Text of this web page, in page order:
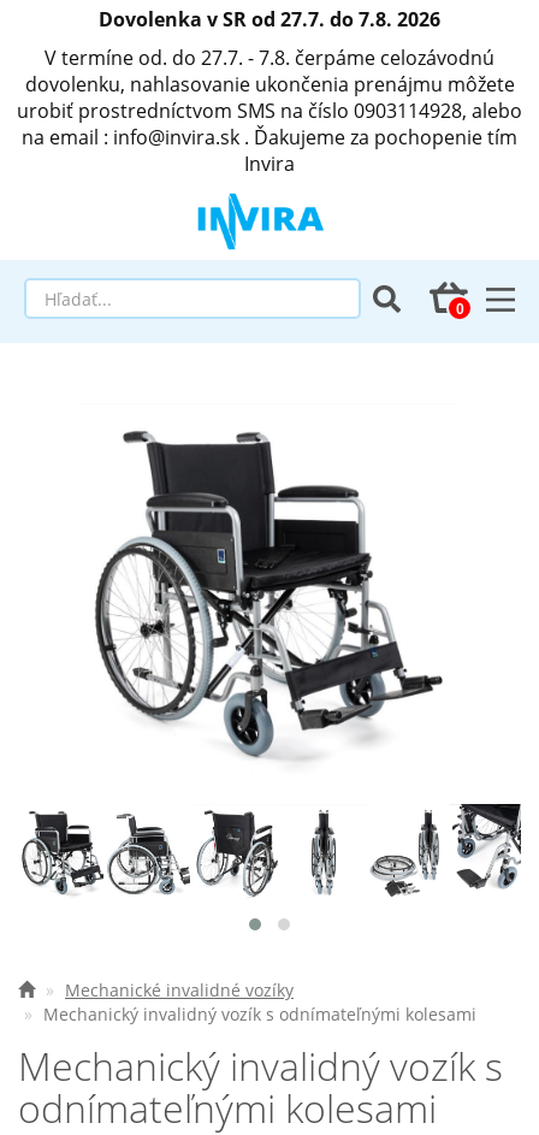
Dovolenka v SR od 27.7. do 7.8. 2026
V termíne od. do 27.7. - 7.8. čerpáme celozávodnú
dovolenku, nahlasovanie ukončenia prenájmu môžete
urobiť prostredníctvom SMS na číslo 0903114928, alebo
na email : info@invira.sk . Ďakujeme za pochopenie tím
Invira
Matrace a antidekubitné programy
Invalidné vozíky
Elektrické vozíky
Ostatné pomôcky
Zdravotnícke prístroje
Všetko o nákupe
Najčastejšie otázky
Kontakt
Mechanické invalidné vozíky
Mechanický invalidný vozík s odnímateľnými kolesami
Mechanický invalidný vozík s
odnímateľnými kolesami